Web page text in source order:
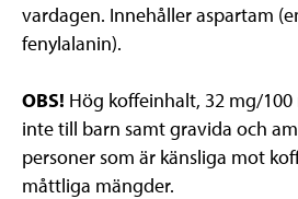
vardagen. Innehåller aspartam
fenylalanin).
OBS! Hög koffeinhalt, 32 mg/
inte till barn samt gravida och
personer som är känsliga mot
måttliga mängder.